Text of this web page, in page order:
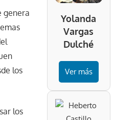
genera
los
los
Yolanda
Vargas
Dulché
Ver más